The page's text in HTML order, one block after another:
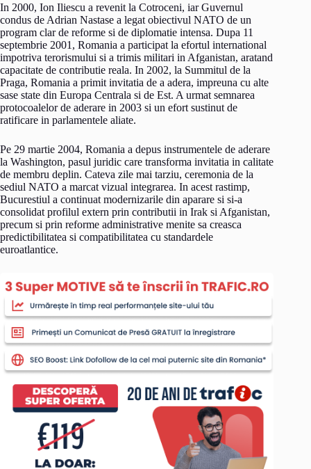
In 2000, Ion Iliescu a revenit la Cotroceni, iar Guvernul
condus de Adrian Nastase a legat obiectivul NATO de un
program clar de reforme si de diplomatie intensa. Dupa 11
septembrie 2001, Romania a participat la efortul international
impotriva terorismului si a trimis militari in Afganistan, aratand
capacitate de contributie reala. In 2002, la Summitul de la
Praga, Romania a primit invitatia de a adera, impreuna cu alte
sase state din Europa Centrala si de Est. A urmat semnarea
protocoalelor de aderare in 2003 si un efort sustinut de
ratificare in parlamentele aliate.
Pe 29 martie 2004, Romania a depus instrumentele de aderare
la Washington, pasul juridic care transforma invitatia in calitate
de membru deplin. Cateva zile mai tarziu, ceremonia de la
sediul NATO a marcat vizual integrarea. In acest rastimp,
Bucurestiul a continuat modernizarile din aparare si si-a
consolidat profilul extern prin contributii in Irak si Afganistan,
precum si prin reforme administrative menite sa creasca
predictibilitatea si compatibilitatea cu standardele
euroatlantice.